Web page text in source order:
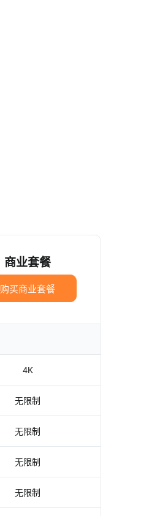
商业套餐
购买商业套餐
4K
无限制
无限制
无限制
无限制